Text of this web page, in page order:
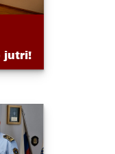
jutri!